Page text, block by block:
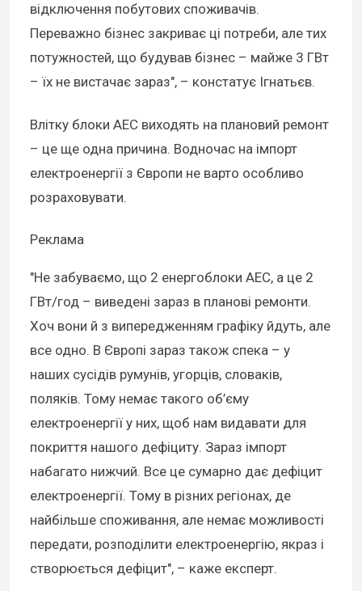
відключення побутових споживачів.
Переважно бізнес закриває ці потреби, але тих
потужностей, що будував бізнес – майже 3 ГВт
– їх не вистачає зараз", – констатує Ігнатьєв.
Влітку блоки АЕС виходять на плановий ремонт
– це ще одна причина. Водночас на імпорт
електроенергії з Європи не варто особливо
розраховувати.
Реклама
"Не забуваємо, що 2 енергоблоки АЕС, а це 2
ГВт/год – виведені зараз в планові ремонти.
Хоч вони й з випередженням графіку йдуть, але
все одно. В Європі зараз також спека – у
наших сусідів румунів, угорців, словаків,
поляків. Тому немає такого об’єму
електроенергії у них, щоб нам видавати для
покриття нашого дефіциту. Зараз імпорт
набагато нижчий. Все це сумарно дає дефіцит
електроенергії. Тому в різних регіонах, де
найбільше споживання, але немає можливості
передати, розподілити електроенергію, якраз і
створюється дефіцит", – каже експерт.